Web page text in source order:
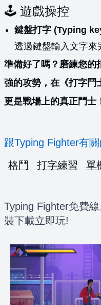
🕹️ 遊戲操控
鍵盤打字 (Typing
透過鍵盤輸入文字來
準備好了嗎？磨練您的
強的攻勢，在《打字鬥
更是戰場上的真正鬥士
跟Typing Fighter有
格鬥
打字練習 單
Typing Fighter免費
裝下載立即玩!